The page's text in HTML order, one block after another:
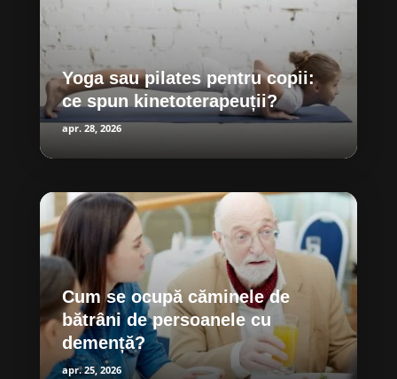
Yoga sau pilates pentru copii:
ce spun kinetoterapeuții?
apr. 28, 2026
Cum se ocupă căminele de
bătrâni de persoanele cu
demență?
apr. 25, 2026